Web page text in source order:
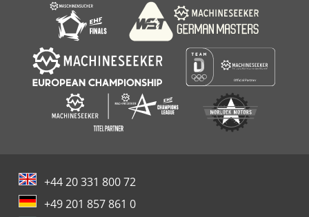
+44 20 331 800 72
+49 201 857 861 0